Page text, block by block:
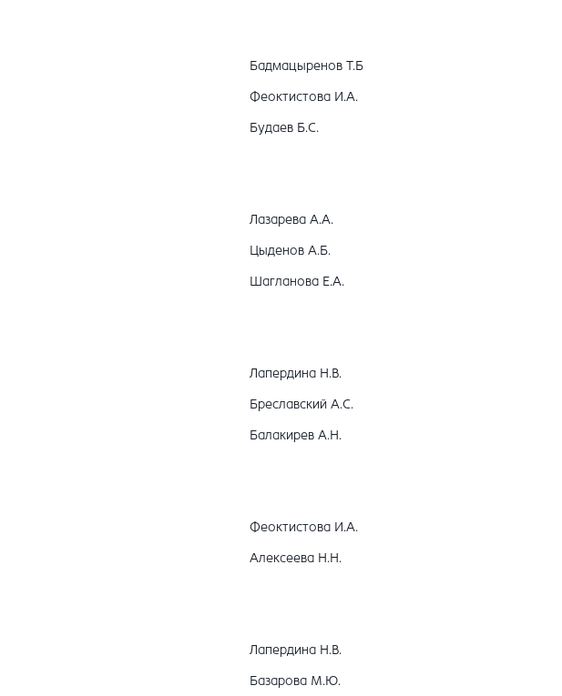
Бадмацыренов Т.Б
Феоктистова И.А.
Будаев Б.С.
Лазарева А.А.
Цыденов А.Б.
Шагланова Е.А.
Лапердина Н.В.
Бреславский А.С.
Балакирев А.Н.
Феоктистова И.А.
Алексеева Н.Н.
Лапердина Н.В.
Базарова М.Ю.